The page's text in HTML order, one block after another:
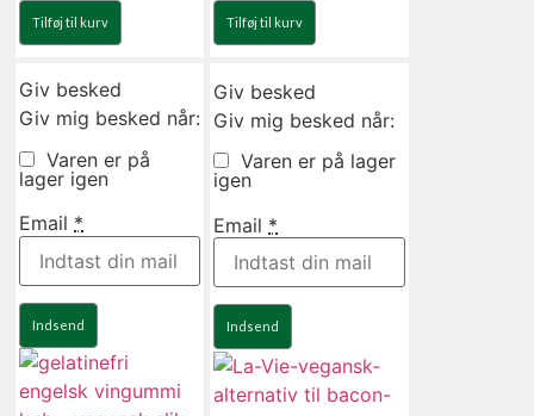
Tilføj til kurv Tilføj til kurv
Giv besked
Giv mig besked når:
Varen er på
lager igen
Email *
Indsend
Giv besked
Giv mig besked når:
Varen er på lager
igen
Email *
Indsend